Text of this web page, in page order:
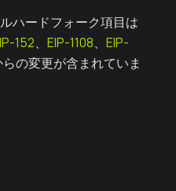
ハードフォーク項目は
152、 EIP-1108、 EIP-
の変更が含まれていま